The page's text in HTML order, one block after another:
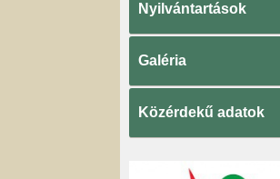
Nyilvántartások
Galéria
Közérdekű adatok